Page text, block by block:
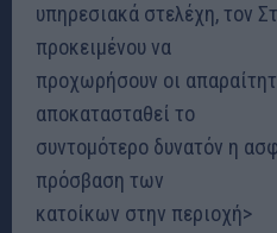
υπηρεσιακά στελέχη, τον
προκειμένου να
προχωρήσουν οι
αποκατασταθεί το
συντομότερο δυνατόν η
πρόσβαση των
κατοίκων στην περιοχή>